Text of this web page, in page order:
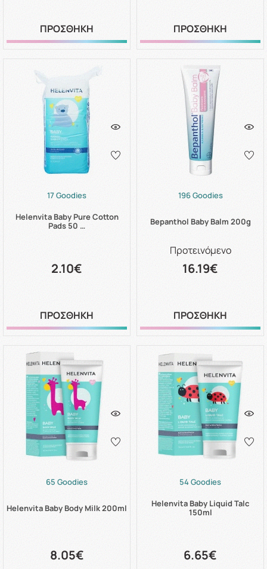
ΠΡΟΣΘΗΚΗ ΠΡΟΣΘΗΚΗ
17 Goodies
Helenvita Baby Pure Cotton
Pads 50 …
2.10€
ΠΡΟΣΘΗΚΗ
196 Goodies
Bepanthol Baby Balm 200g
Προτεινόμενο
16.19€
ΠΡΟΣΘΗΚΗ
65 Goodies
Helenvita Baby Body Milk 200ml
8.05€
54 Goodies
Helenvita Baby Liquid Talc
150ml
6.65€